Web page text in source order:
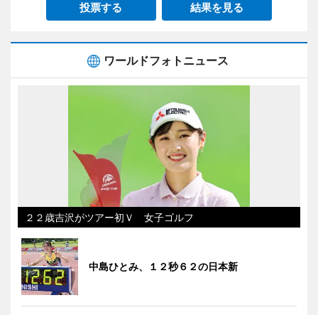
投票する 結果を見る
ワールドフォトニュース
２２歳吉沢がツアー初Ｖ 女子ゴルフ
中島ひとみ、１２秒６２の日本新